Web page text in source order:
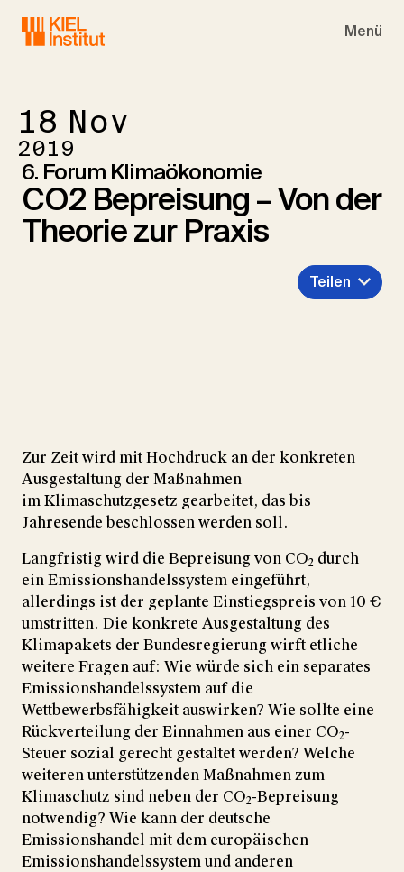
Menü
18 Nov
2019
6. Forum Klimaökonomie
CO2 Bepreisung – Von der
Theorie zur Praxis
Teilen
Zur Zeit wird mit Hochdruck an der konkreten
Ausgestaltung der Maßnahmen
im Klimaschutzgesetz gearbeitet, das bis
Jahresende beschlossen werden soll.
Langfristig wird die Bepreisung von CO2 durch
ein Emissionshandelssystem eingeführt,
allerdings ist der geplante Einstiegspreis von 10 €
umstritten. Die konkrete Ausgestaltung des
Klimapakets der Bundesregierung wirft etliche
weitere Fragen auf: Wie würde sich ein separates
Emissionshandelssystem auf die
Wettbewerbsfähigkeit auswirken? Wie sollte eine
Rückverteilung der Einnahmen aus einer CO2-
Steuer sozial gerecht gestaltet werden? Welche
weiteren unterstützenden Maßnahmen zum
Klimaschutz sind neben der CO2-Bepreisung
notwendig? Wie kann der deutsche
Emissionshandel mit dem europäischen
Emissionshandelssystem und anderen